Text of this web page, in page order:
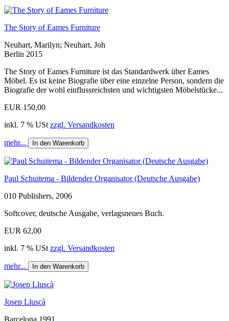
The Story of Eames Furniture
Neuhart, Marilyn; Neuhart, Joh
Berlin 2015
The Story of Eames Furniture ist das Standardwerk über Eames
Möbel. Es ist keine Biografie über eine einzelne Person, sondern die
Biografie der wohl einflussreichsten und wichtigsten Möbelstücke...
EUR 150,00
inkl. 7 % USt zzgl. Versandkosten
mehr... In den Warenkorb
Paul Schuitema - Bildender Organisator (Deutsche Ausgabe)
010 Publishers, 2006
Softcover, deutsche Ausgabe, verlagsneues Buch.
EUR 62,00
inkl. 7 % USt zzgl. Versandkosten
mehr... In den Warenkorb
Josep Lluscà
Barcelona 1991